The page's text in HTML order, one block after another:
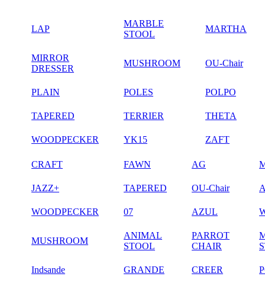
LAP
MARBLE
STOOL
MARTHA
MIRROR
DRESSER
MUSHROOM OU-Chair
PLAIN POLES POLPO
TAPERED TERRIER THETA
WOODPECKER YK15 ZAFT
CRAFT FAWN AG
JAZZ+ TAPERED OU-Chair
WOODPECKER 07 AZUL
MUSHROOM
ANIMAL
STOOL
PARROT
CHAIR
Indsande GRANDE CREER